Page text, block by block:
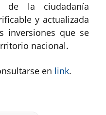
de la ciudadanía
y actualizada
inversiones que se
nacional.
en link.